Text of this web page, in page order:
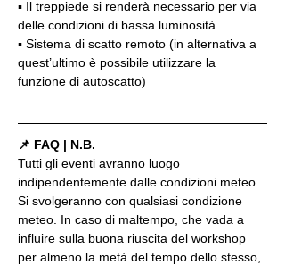
▪️ Il treppiede si renderà necessario per via
delle condizioni di bassa luminosità
▪️ Sistema di scatto remoto (in alternativa a
quest’ultimo è possibile utilizzare la
funzione di autoscatto)
📌 FAQ | N.B.
Tutti gli eventi avranno luogo
indipendentemente dalle condizioni meteo.
Si svolgeranno con qualsiasi condizione
meteo. In caso di maltempo, che vada a
influire sulla buona riuscita del workshop
per almeno la metà del tempo dello stesso,